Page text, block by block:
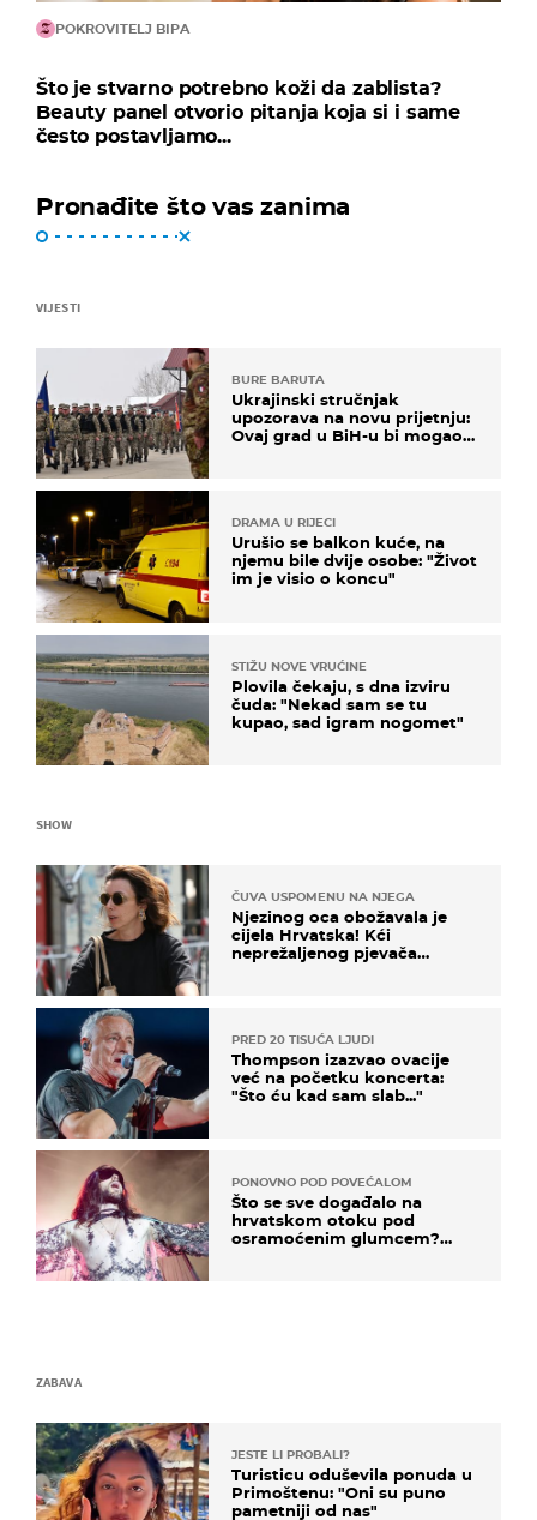
POKROVITELJ BIPA
Što je stvarno potrebno koži da zablista?
Beauty panel otvorio pitanja koja si i same
često postavljamo...
Pronađite što vas zanima
VIJESTI
BURE BARUTA
Ukrajinski stručnjak
upozorava na novu prijetnju:
Ovaj grad u BiH-u bi mogao
DRAMA U RIJECI
Urušio se balkon kuće, na
njemu bile dvije osobe: "Život
im je visio o koncu"
STIŽU NOVE VRUĆINE
Plovila čekaju, s dna izviru
čuda: "Nekad sam se tu
kupao, sad igram nogomet"
SHOW
ČUVA USPOMENU NA NJEGA
Njezinog oca obožavala je
cijela Hrvatska! Kći
neprežaljenog pjevača
PRED 20 TISUĆA LJUDI
Thompson izazvao ovacije
već na početku koncerta:
"Što ću kad sam slab..."
PONOVNO POD POVEĆALOM
Što se sve događalo na
hrvatskom otoku pod
osramoćenim glumcem?
ZABAVA
JESTE LI PROBALI?
Turisticu oduševila ponuda u
Primoštenu: "Oni su puno
pametniji od nas"